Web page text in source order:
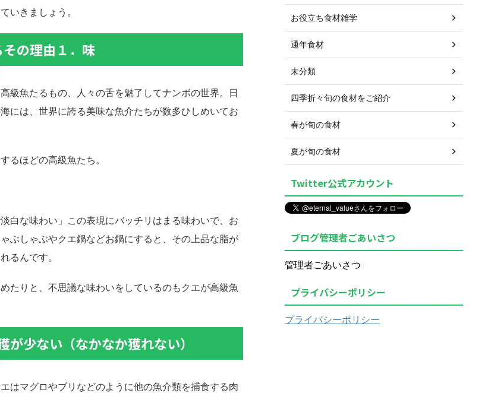
いきましょう。
の理由１．味
級魚たるもの、人々の舌を魅了してナンボの世界。日
には、世界に誇る美味な魚介たちが数多ひしめいてお
るほどの高級魚たち。
白な味わい」この表現にバッチリはまる味わいで、お
ぶしゃぶやクエ鍋などお鍋にすると、その上品な脂が
るんです。
たりと、不思議な味わいをしているのもクエが高級魚
少ない（なかなか獲れない）
はマグロやブリなどのように他の魚介類を捕食する肉
お役立ち食材雑学
通年食材
未分類
四季折々旬の食材をご紹介
春が旬の食材
夏が旬の食材
Twitter公式アカウント
ブログ管理者ごあいさつ
管理者ごあいさつ
プライバシーポリシー
プライバシーポリシー